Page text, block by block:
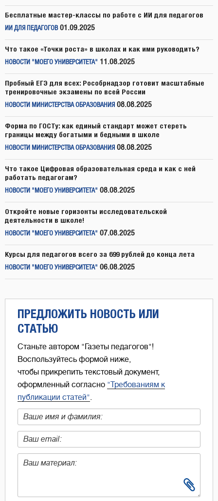
Бесплатные мастер-классы по работе с ИИ для педагогов
ИИ ДЛЯ ПЕДАГОГОВ 01.09.2025
Что такое «Точки роста» в школах и как ими руководить?
НОВОСТИ "МОЕГО УНИВЕРСИТЕТА" 11.08.2025
Пробный ЕГЭ для всех: Рособрнадзор готовит масштабные
тренировочные экзамены по всей России
НОВОСТИ МИНИСТЕРСТВА ОБРАЗОВАНИЯ 08.08.2025
Форма по ГОСТу: как единый стандарт может стереть
границы между богатыми и бедными в школе
НОВОСТИ МИНИСТЕРСТВА ОБРАЗОВАНИЯ 08.08.2025
Что такое Цифровая образовательная среда и как с ней
работать педагогам?
НОВОСТИ "МОЕГО УНИВЕРСИТЕТА" 08.08.2025
Откройте новые горизонты исследовательской
деятельности в школе!
НОВОСТИ "МОЕГО УНИВЕРСИТЕТА" 07.08.2025
Курсы для педагогов всего за 699 рублей до конца лета
НОВОСТИ "МОЕГО УНИВЕРСИТЕТА" 06.08.2025
ПРЕДЛОЖИТЬ НОВОСТЬ ИЛИ
СТАТЬЮ
Станьте автором "Газеты педагогов"!
Воспользуйтесь формой ниже,
чтобы прикрепить текстовый документ,
оформленный согласно "Требованиям к
публикации статей"